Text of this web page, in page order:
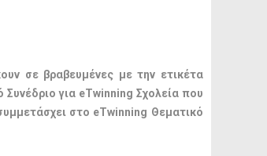
σε βραβευμένες με την ετικέτα
Συνέδριο για eTwinning Σχολεία που
στο eTwinning Θεματικό